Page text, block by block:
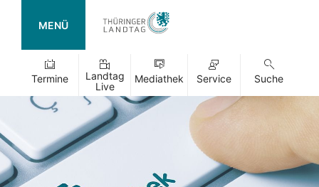
MENÜ
Termine
Landtag
Live
Mediathek Service Suche